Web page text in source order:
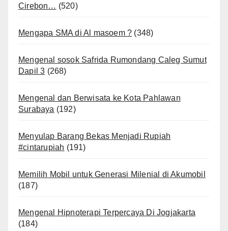
Cirebon… (520)
Mengapa SMA di Al masoem ? (348)
Mengenal sosok Safrida Rumondang Caleg Sumut
Dapil 3 (268)
Mengenal dan Berwisata ke Kota Pahlawan
Surabaya (192)
Menyulap Barang Bekas Menjadi Rupiah
#cintarupiah (191)
Memilih Mobil untuk Generasi Milenial di Akumobil
(187)
Mengenal Hipnoterapi Terpercaya Di Jogjakarta
(184)